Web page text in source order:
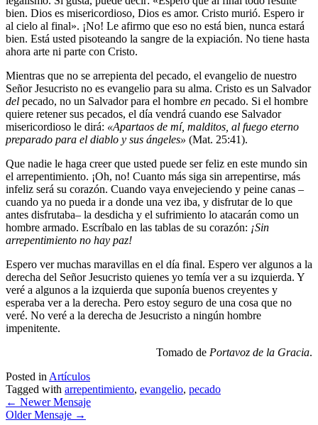
bien. Dios es misericordioso, Dios es amor. Cristo murió. Espero ir
al cielo al final». ¡No! Le afirmo que eso no está bien, nunca estará
bien. Está usted pisoteando la sangre de la expiación. No tiene hasta
ahora arte ni parte con Cristo.
Mientras que no se arrepienta del pecado, el evangelio de nuestro
Señor Jesucristo no es evangelio para su alma. Cristo es un Salvador
del pecado, no un Salvador para el hombre en pecado. Si el hombre
quiere retener sus pecados, el día vendrá cuando ese Salvador
misericordioso le dirá: «Apartaos de mí, malditos, al fuego eterno
preparado para el diablo y sus ángeles» (Mat. 25:41).
Que nadie le haga creer que usted puede ser feliz en este mundo sin
el arrepentimiento. ¡Oh, no! Cuanto más siga sin arrepentirse, más
infeliz será su corazón. Cuando vaya envejeciendo y peine canas –
cuando ya no pueda ir a donde una vez iba, y disfrutar de lo que
antes disfrutaba– la desdicha y el sufrimiento lo atacarán como un
hombre armado. Escríbalo en las tablas de su corazón: ¡Sin
arrepentimiento no hay paz!
Espero ver muchas maravillas en el día final. Espero ver algunos a la
derecha del Señor Jesucristo quienes yo temía ver a su izquierda. Y
veré a algunos a la izquierda que suponía buenos creyentes y
esperaba ver a la derecha. Pero estoy seguro de una cosa que no
veré. No veré a la derecha de Jesucristo a ningún hombre
impenitente.
Tomado de Portavoz de la Gracia.
Posted in Artículos
Tagged with arrepentimiento, evangelio, pecado
← Newer Mensaje
Older Mensaje →